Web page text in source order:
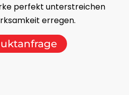
perfekt unterstreichen
erregen.